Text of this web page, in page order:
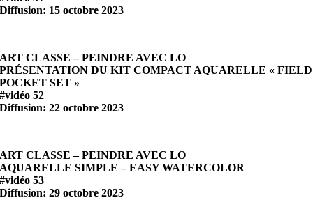
Diffusion: 15 octobre 2023
ART CLASSE – PEINDRE AVEC LO
PRÉSENTATION DU KIT COMPACT AQUARELLE « FIELD
POCKET SET »
#vidéo 52
Diffusion: 22 octobre 2023
ART CLASSE – PEINDRE AVEC LO
AQUARELLE SIMPLE – EASY WATERCOLOR
#vidéo 53
Diffusion: 29 octobre 2023